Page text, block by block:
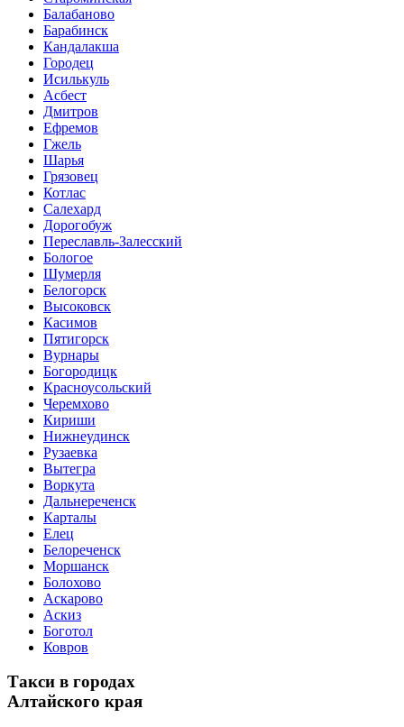
Балабаново
Барабинск
Кандалакша
Городец
Исилькуль
Асбест
Дмитров
Ефремов
Гжель
Шарья
Грязовец
Котлас
Салехард
Дорогобуж
Переславль-Залесский
Бологое
Шумерля
Белогорск
Высоковск
Касимов
Пятигорск
Вурнары
Богородицк
Красноусольский
Черемхово
Кириши
Нижнеудинск
Рузаевка
Вытегра
Воркута
Дальнереченск
Карталы
Елец
Белореченск
Моршанск
Болохово
Аскарово
Аскиз
Боготол
Ковров
Такси в городах
Алтайского края